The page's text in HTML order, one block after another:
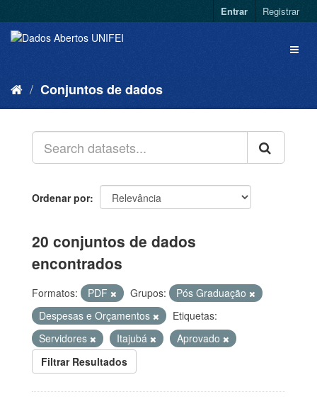
Entrar Registrar
Conjuntos de dados
Ordenar por
20 conjuntos de dados
encontrados
Formatos: PDF Grupos:
Pós Graduação
Despesas e Orçamentos
Etiquetas:
Servidores
Itajubá
Aprovado
Filtrar Resultados